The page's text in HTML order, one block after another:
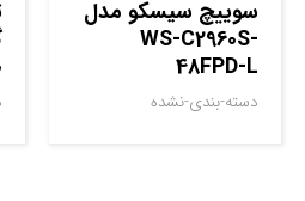
سوييچ سيسکو مدل
WS-C2960S-
48FPD-L
دسته-بندی-نشده